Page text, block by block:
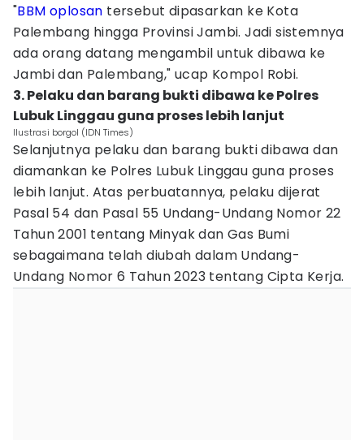
"BBM oplosan tersebut dipasarkan ke Kota
Palembang hingga Provinsi Jambi. Jadi sistemnya
ada orang datang mengambil untuk dibawa ke
Jambi dan Palembang," ucap Kompol Robi.
3. Pelaku dan barang bukti dibawa ke Polres
Lubuk Linggau guna proses lebih lanjut
Ilustrasi borgol (IDN Times)
Selanjutnya pelaku dan barang bukti dibawa dan
diamankan ke Polres Lubuk Linggau guna proses
lebih lanjut. Atas perbuatannya, ‎pelaku dijerat
Pasal 54 dan Pasal 55 Undang-Undang Nomor 22
Tahun 2001 tentang Minyak dan Gas Bumi
sebagaimana telah diubah dalam Undang-
Undang Nomor 6 Tahun 2023 tentang Cipta Kerja.